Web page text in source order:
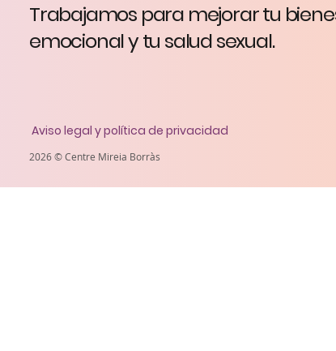
-info@mireiaborras.com - +34 606 200 188
Trabajamos para mejorar tu
emocional y tu salud sexual.
Aviso legal y política de privacidad
2026 © Centre Mireia Borràs